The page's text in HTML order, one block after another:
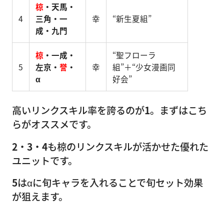
4
椋 ・天馬・
三角・一
成・九門
幸 “新生夏組”
5
椋 ・一成・
左京・ 誉 ・
α
幸
“聖フローラ
組”＋“少女漫画同
好会”
高いリンクスキル率を誇るのが1。まずはこち
らがオススメです。
2 ・ 3 ・ 4も椋のリンクスキルが活かせた優れた
ユニットです。
5はαに旬キャラを入れることで旬セット効果
が狙えます。